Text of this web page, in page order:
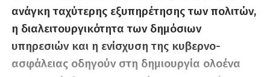
ανάγκη ταχύτερης εξυπηρέτησης των πολιτών,
η διαλειτουργικότητα των δημόσιων
υπηρεσιών και η ενίσχυση της κυβερνο-
ασφάλειας οδηγούν στη δημιουργία ολοένα